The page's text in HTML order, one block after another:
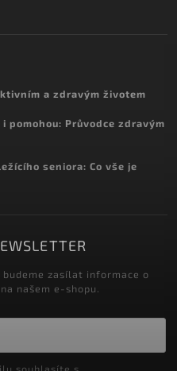
a zdravým životem
pomohou: Průvodce zdravým
seniora: Co vše je
zasílat informace o
našem e-shopu.